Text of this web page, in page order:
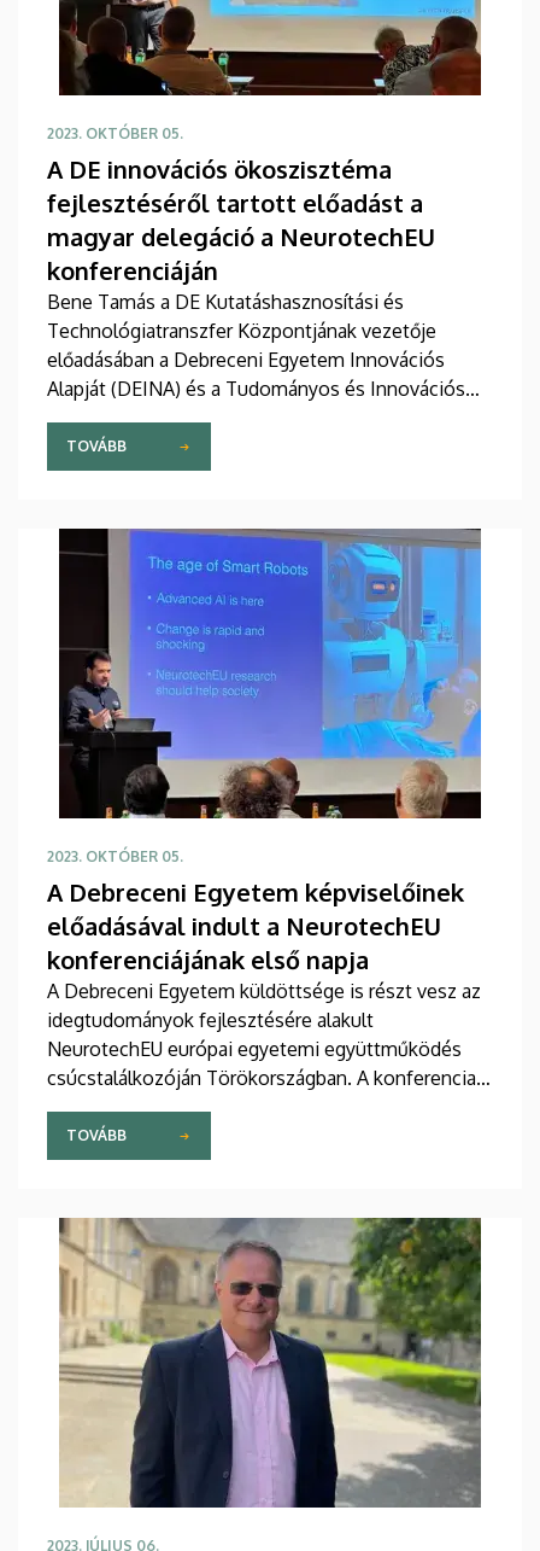
2023. OKTÓBER 05.
A DE innovációs ökoszisztéma
fejlesztéséről tartott előadást a
magyar delegáció a NeurotechEU
konferenciáján
Bene Tamás a DE Kutatáshasznosítási és
Technológiatranszfer Központjának vezetője
előadásában a Debreceni Egyetem Innovációs
Alapját (DEINA) és a Tudományos és Innovációs
Parkját mutatta be.
TOVÁBB
2023. OKTÓBER 05.
A Debreceni Egyetem képviselőinek
előadásával indult a NeurotechEU
konferenciájának első napja
A Debreceni Egyetem küldöttsége is részt vesz az
idegtudományok fejlesztésére alakult
NeurotechEU európai egyetemi együttműködés
csúcstalálkozóján Törökországban. A konferencia
első napja Novák Emil előadásával indult.
TOVÁBB
2023. JÚLIUS 06.